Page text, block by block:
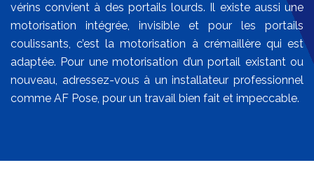
vérins convient à des portails lourds. Il existe aussi une
motorisation intégrée, invisible et pour les portails
coulissants, c’est la motorisation à crémaillère qui est
adaptée. Pour une motorisation d’un portail existant ou
nouveau, adressez-vous à un installateur professionnel
comme AF Pose, pour un travail bien fait et impeccable.